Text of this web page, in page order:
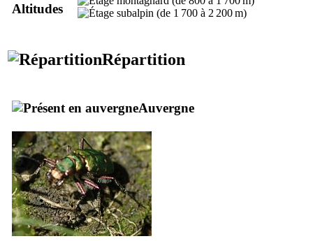
Altitudes
Répartition
Auvergne